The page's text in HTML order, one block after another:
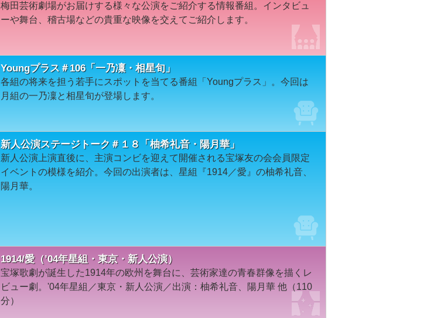
梅田芸術劇場がお届けする様々な公演をご紹介する情報番組。インタビュ
ーや舞台、稽古場などの貴重な映像を交えてご紹介します。
Youngプラス＃106「一乃凜・相星旬」
各組の将来を担う若手にスポットを当てる番組「Youngプラス」。今回は
月組の一乃凜と相星旬が登場します。
新人公演ステージトーク＃１８「柚希礼音・陽月華」
新人公演上演直後に、主演コンビを迎えて開催される宝塚友の会会員限定
イベントの模様を紹介。今回の出演者は、星組『1914／愛』の柚希礼音、
陽月華。
1914/愛（’04年星組・東京・新人公演）
宝塚歌劇が誕生した1914年の欧州を舞台に、芸術家達の青春群像を描くレ
ビュー劇。'04年星組／東京・新人公演／出演：柚希礼音、陽月華 他（110
分）